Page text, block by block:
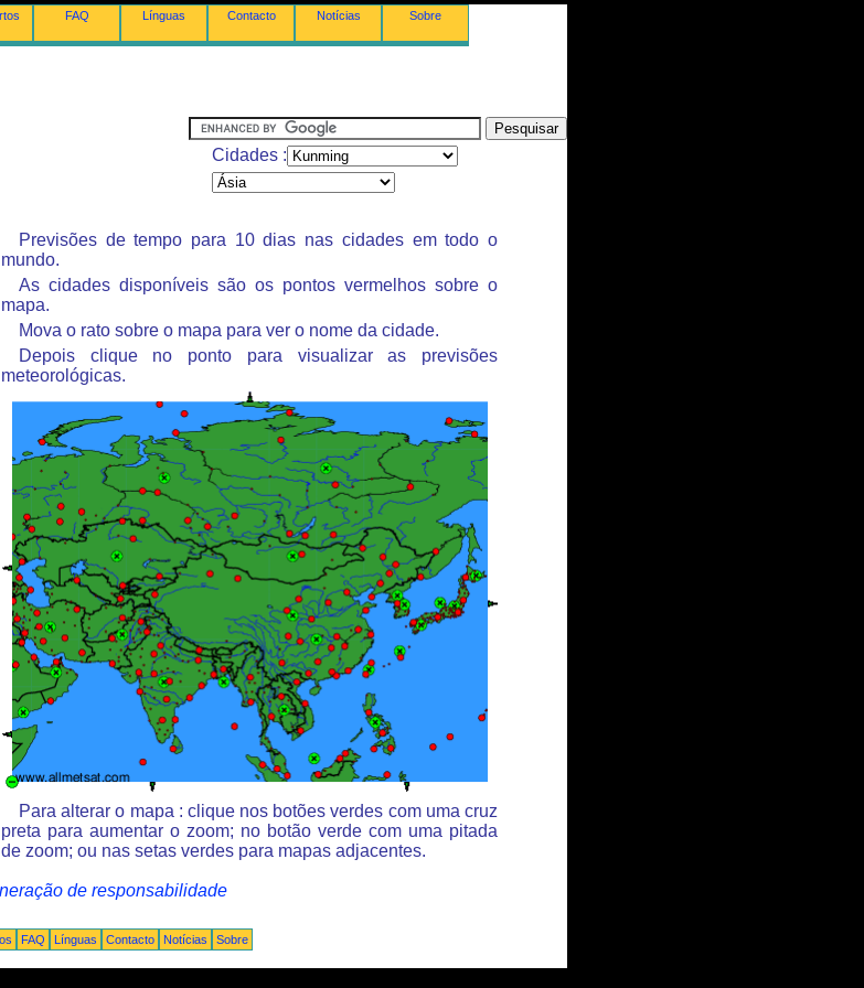
FAQ Línguas Contacto Notícias Sobre
Cidades :
Previsões de tempo para 10 dias nas cidades em todo o
mundo.
As cidades disponíveis são os pontos vermelhos sobre o
mapa.
Mova o rato sobre o mapa para ver o nome da cidade.
Depois clique no ponto para visualizar as previsões
meteorológicas.
Para alterar o mapa : clique nos botões verdes com uma cruz
preta para aumentar o zoom; no botão verde com uma pitada
de zoom; ou nas setas verdes para mapas adjacentes.
de responsabilidade
FAQ Línguas Contacto Notícias Sobre